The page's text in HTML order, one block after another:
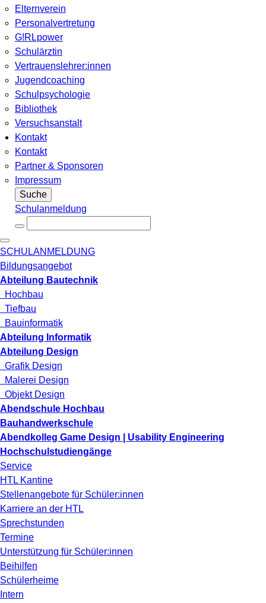
Elternverein
Personalvertretung
G!RLpower
Schulärztin
Vertrauenslehrer:innen
Jugendcoaching
Schulpsychologie
Bibliothek
Versuchsanstalt
Kontakt
Kontakt
Partner & Sponsoren
Impressum
Suche
Schulanmeldung
SCHULANMELDUNG
Bildungsangebot
Abteilung Bautechnik
Hochbau
Tiefbau
Bauinformatik
Abteilung Informatik
Abteilung Design
Grafik Design
Malerei Design
Objekt Design
Abendschule Hochbau
Bauhandwerkschule
Abendkolleg Game Design | Usability Engineering
Hochschulstudiengänge
Service
HTL Kantine
Stellenangebote für Schüler:innen
Karriere an der HTL
Sprechstunden
Termine
Unterstützung für Schüler:innen
Beihilfen
Schülerheime
Intern